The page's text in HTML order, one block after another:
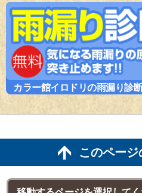
カラー館イロドリの雨漏り診
このペー